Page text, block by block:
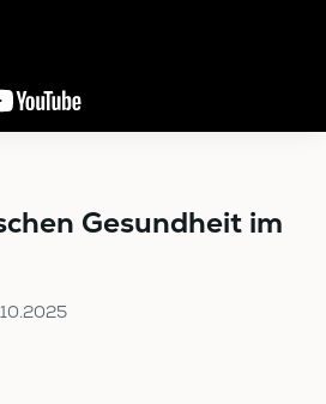
Gesundheit im